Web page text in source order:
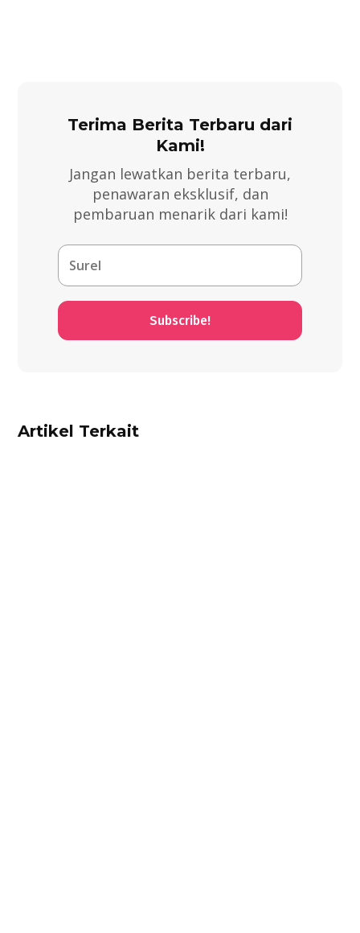
Terima Berita Terbaru dari
Kami!
Jangan lewatkan berita terbaru,
penawaran eksklusif, dan
pembaruan menarik dari kami!
Subscribe!
Artikel Terkait